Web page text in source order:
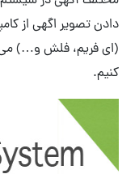
دادن تصویر اگهی از
(ای فریم، فلش و…) می
کنیم.